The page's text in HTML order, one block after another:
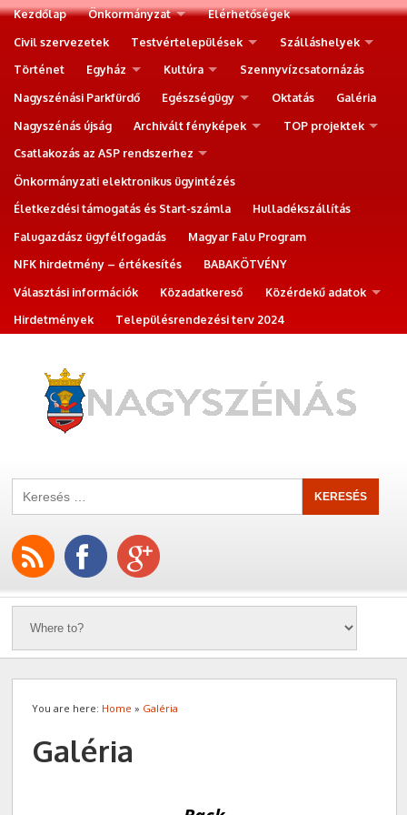
Kezdőlap Önkormányzat
Elérhetőségek
Civil szervezetek
Testvértelepülések
Szálláshelyek
Történet
Egyház Kultúra
Szennyvízcsatornázás
Nagyszénási Parkfürdő
Egészségügy Oktatás
Galéria
Nagyszénás újság
Archivált fényképek
TOP projektek
Csatlakozás az ASP rendszerhez
Önkormányzati elektronikus ügyintézés
Életkezdési támogatás és Start-számla
Hulladékszállítás
Falugazdász ügyfélfogadás
Magyar Falu Program
NFK hirdetmény – értékesítés
BABAKÖTVÉNY
Választási információk
Közadatkereső
Közérdekű adatok
Hirdetmények
Településrendezési terv 2024
You are here: Home » Galéria
Galéria